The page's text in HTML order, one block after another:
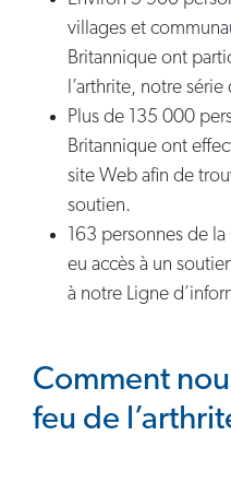
villages et
Britannique ont
l’arthrite, notre
Plus de 135 000
Britannique ont
site Web afin de
soutien.
163 personnes de
eu accès à un
à notre Ligne
Comment
feu de